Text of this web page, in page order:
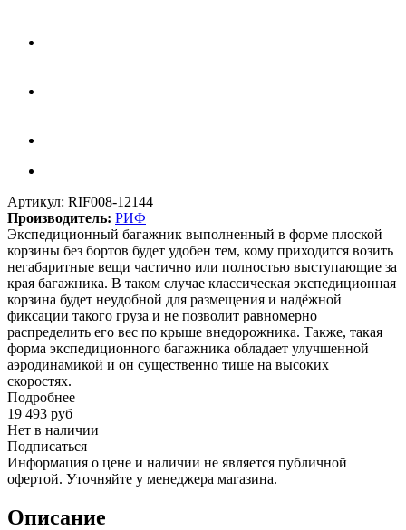
Артикул: RIF008-12144
Производитель: РИФ
Экспедиционный багажник выполненный в форме плоской
корзины без бортов будет удобен тем, кому приходится возить
негабаритные вещи частично или полностью выступающие за
края багажника. В таком случае классическая экспедиционная
корзина будет неудобной для размещения и надёжной
фиксации такого груза и не позволит равномерно
распределить его вес по крыше внедорожника. Также, такая
форма экспедиционного багажника обладает улучшенной
аэродинамикой и он существенно тише на высоких
скоростях.
Подробнее
19 493 руб
Нет в наличии
Подписаться
Информация о цене и наличии не является публичной
офертой. Уточняйте у менеджера магазина.
Описание